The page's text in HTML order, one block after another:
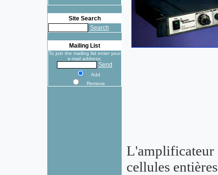
Site Search
Search
Mailing List
To join the mailing list enter your
e-mail address:
Send
Add
Remove
L'amplificateur
cellules